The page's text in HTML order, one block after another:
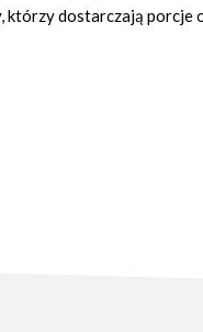
którzy dostarczają porcje